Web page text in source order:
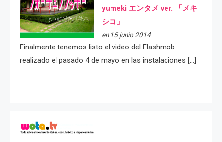
yumeki エンタメ ver. 「メキ
シコ」
en 15 junio 2014
Finalmente tenemos listo el video del Flashmob
realizado el pasado 4 de mayo en las instalaciones […]